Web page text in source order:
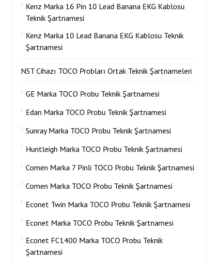
Kenz Marka 16 Pin 10 Lead Banana EKG Kablosu
Teknik Şartnamesi
Kenz Marka 10 Lead Banana EKG Kablosu Teknik
Şartnamesi
NST Cihazı TOCO Probları Ortak Teknik Şartnameleri
GE Marka TOCO Probu Teknik Şartnamesi
Edan Marka TOCO Probu Teknik Şartnamesi
Sunray Marka TOCO Probu Teknik Şartnamesi
Huntleigh Marka TOCO Probu Teknik Şartnamesi
Comen Marka 7 Pinli TOCO Probu Teknik Şartnamesi
Comen Marka TOCO Probu Teknik Şartnamesi
Econet Twin Marka TOCO Probu Teknik Şartnamesi
Econet Marka TOCO Probu Teknik Şartnamesi
Econet FC1400 Marka TOCO Probu Teknik
Şartnamesi